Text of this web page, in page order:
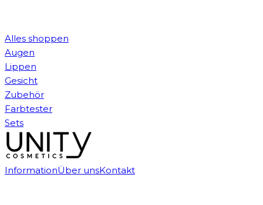
Alles shoppen
Augen
Lippen
Gesicht
Zubehör
Farbtester
Sets
InformationÜber unsKontakt